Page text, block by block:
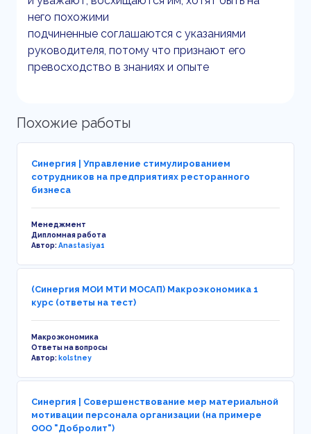
него похожими
подчиненные соглашаются с указаниями
руководителя, потому что признают его
превосходство в знаниях и опыте
Похожие работы
Синергия | Управление стимулированием
сотрудников на предприятиях ресторанного
бизнеса
Менеджмент
Дипломная работа
Автор:Anastasiya1
(Синергия МОИ МТИ МОСАП) Макроэкономика 1
курс (ответы на тест)
Макроэкономика
Ответы на вопросы
Автор:kolstney
Синергия | Совершенствование мер материальной
мотивации персонала организации (на примере
ООО "Добролит")